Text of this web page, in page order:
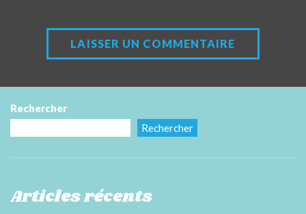
Rechercher
Rechercher
Articles récents